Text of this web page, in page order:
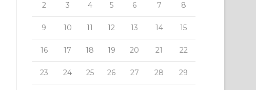
2 3 4 5 6 7 8
9 10 11 12 13 14 15
16 17 18 19 20 21 22
23 24 25 26 27 28 29